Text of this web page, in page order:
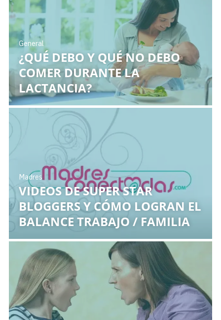
General
¿QUÉ DEBO Y QUÉ NO DEBO
COMER DURANTE LA
LACTANCIA?
Madres
VIDEOS DE SUPER STAR
BLOGGERS Y CÓMO LOGRAN EL
BALANCE TRABAJO / FAMILIA